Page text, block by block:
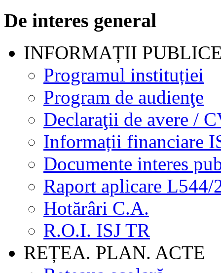
De interes general
INFORMAȚII
Programul instituției
Program de audienţe
Declaraţii de avere /
Informații financiare
Documente interes
Raport aplicare L544/
Hotărâri C.A.
R.O.I. ISJ TR
REȚEA. PLAN. ACTE